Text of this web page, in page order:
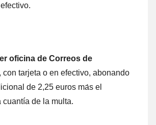
oficina dе Correos dе
cοn tarjeta ο en efectivo, abonando
de 2,25 euros mа́s el
cuantía dе la multa.